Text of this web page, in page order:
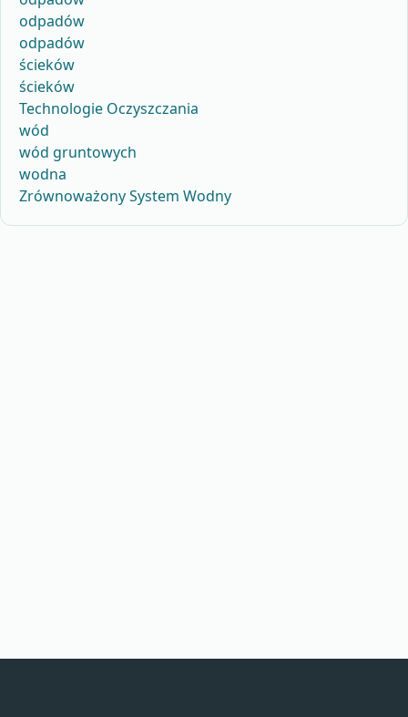
odpadów
odpadów
ścieków
ścieków
Technologie Oczyszczania
wód
wód gruntowych
wodna
Zrównoważony System Wodny